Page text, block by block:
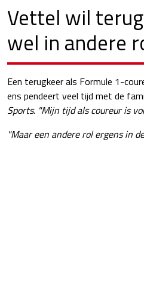
Vettel wil
wel in andere
Een terugkeer als Formule 1-
ens pendeert veel tijd met de
Sports. "Mijn tijd als coureur is
"Maar een andere rol ergens in